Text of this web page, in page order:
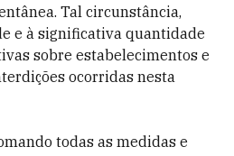
Tal circunstância,
e à significativa quantidade
sobre estabelecimentos e
ocorridas nesta
todas as medidas e